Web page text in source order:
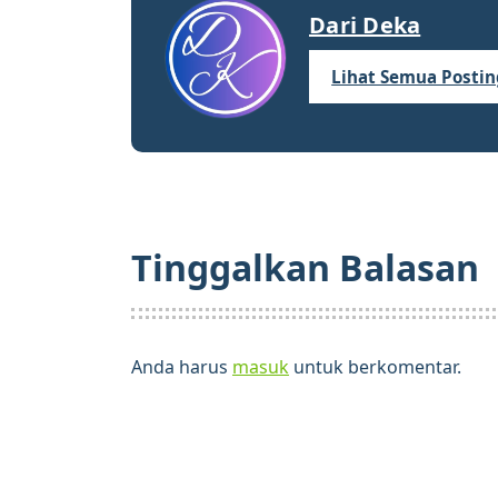
Dari Deka
Lihat Semua
Tinggalkan Balasan
Anda harus masuk untuk berkomentar.